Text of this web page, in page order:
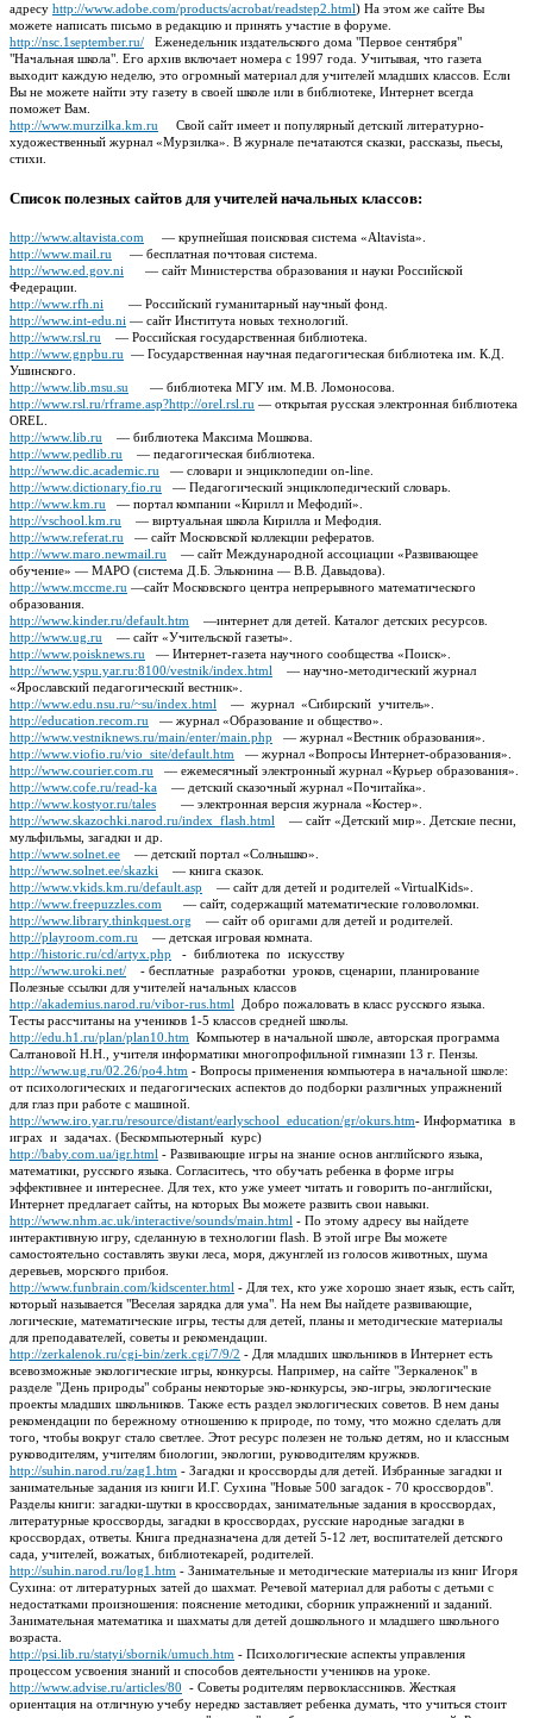
адресу http://www.adobe.com/products/acrobat/readstep2.html) На этом же сайте Вы
можете написать письмо в редакцию и принять участие в форуме.
http://nsc.1september.ru/ Еженедельник издательского дома "Первое сентября"
"Начальная школа". Его архив включает номера с 1997 года. Учитывая, что газета
выходит каждую неделю, это огромный материал для учителей младших классов. Если
Вы не можете найти эту газету в своей школе или в библиотеке, Интернет всегда
поможет Вам.
http://www.murzilka.km.ru Свой сайт имеет и популярный детский литературно-
художественный журнал «Мурзилка». В журнале печатаются сказки, рассказы, пьесы,
стихи.
Список полезных сайтов для учителей начальных классов:
http://www.altavista.com — крупнейшая поисковая система «Altavista».
http://www.mail.ru — бесплатная почтовая система.
http://www.ed.gov.ni — сайт Министерства образования и науки Российской
Федерации.
http://www.rfh.ni — Российский гуманитарный научный фонд.
http://www.int-edu.ni — сайт Института новых технологий.
http://www.rsl.ru — Российская государственная библиотека.
http://www.gnpbu.ru — Государственная научная педагогическая библиотека им. К.Д.
Ушинского.
http://www.lib.msu.su — библиотека МГУ им. М.В. Ломоносова.
http://www.rsl.ru/rframe.asp?http://orel.rsl.ru — открытая русская электронная библиотека
OREL.
http://www.lib.ru — библиотека Максима Мошкова.
http://www.pedlib.ru — педагогическая библиотека.
http://www.dic.academic.ru — словари и энциклопедии on-line.
http://www.dictionary.fio.ru — Педагогический энциклопедический словарь.
http://www.km.ru — портал компании «Кирилл и Мефодий».
http://vschool.km.ru — виртуальная школа Кирилла и Мефодия.
http://www.referat.ru — сайт Московской коллекции рефератов.
http://www.maro.newmail.ru — сайт Международной ассоциации «Развивающее
обучение» — МАРО (система Д.Б. Эльконина — В.В. Давыдова).
http://www.mccme.ru —сайт Московского центра непрерывного математического
образования.
http://www.kinder.ru/default.htm —интернет для детей. Каталог детских ресурсов.
http://www.ug.ru — сайт «Учительской газеты».
http://www.poisknews.ru — Интернет-газета научного сообщества «Поиск».
http://www.yspu.yar.ru:8100/vestnik/index.html — научно-методический журнал
«Ярославский педагогический вестник».
http://www.edu.nsu.ru/~su/index.html — журнал «Сибирский учитель».
http://education.recom.ru — журнал «Образование и общество».
http://www.vestniknews.ru/main/enter/main.php — журнал «Вестник образования».
http://www.viofio.ru/vio_site/default.htm — журнал «Вопросы Интернет-образования».
http://www.courier.com.ru — ежемесячный электронный журнал «Курьер образования».
http://www.cofe.ru/read-ka — детский сказочный журнал «Почитайка».
http://www.kostyor.ru/tales — электронная версия журнала «Костер».
http://www.skazochki.narod.ru/index_flash.html — сайт «Детский мир». Детские песни,
мульфильмы, загадки и др.
http://www.solnet.ee — детский портал «Солнышко».
http://www.solnet.ee/skazki — книга сказок.
http://www.vkids.km.ru/default.asp — сайт для детей и родителей «VirtualKids».
http://www.freepuzzles.com — сайт, содержащий математические головоломки.
http://www.library.thinkquest.org — сайт об оригами для детей и родителей.
http://playroom.com.ru — детская игровая комната.
http://historic.ru/cd/artyx.php - библиотека по искусству
http://www.uroki.net/ - бесплатные разработки уроков, сценарии, планирование
Полезные ссылки для учителей начальных классов
http://akademius.narod.ru/vibor-rus.html Добро пожаловать в класс русского языка.
Тесты рассчитаны на учеников 1-5 классов средней школы.
http://edu.h1.ru/plan/plan10.htm Компьютер в начальной школе, авторская программа
Салтановой Н.Н., учителя информатики многопрофильной гимназии 13 г. Пензы.
http://www.ug.ru/02.26/po4.htm - Вопросы применения компьютера в начальной школе:
от психологических и педагогических аспектов до подборки различных упражнений
для глаз при работе с машиной.
http://www.iro.yar.ru/resource/distant/earlyschool_education/gr/okurs.htm- Информатика в
играх и задачах. (Бескомпьютерный курс)
http://baby.com.ua/igr.html - Развивающие игры на знание основ английского языка,
математики, русского языка. Согласитесь, что обучать ребенка в форме игры
эффективнее и интереснее. Для тех, кто уже умеет читать и говорить по-английски,
Интернет предлагает сайты, на которых Вы можете развить свои навыки.
http://www.nhm.ac.uk/interactive/sounds/main.html - По этому адресу вы найдете
интерактивную игру, сделанную в технологии flash. В этой игре Вы можете
самостоятельно составлять звуки леса, моря, джунглей из голосов животных, шума
деревьев, морского прибоя.
http://www.funbrain.com/kidscenter.html - Для тех, кто уже хорошо знает язык, есть сайт,
который называется "Веселая зарядка для ума". На нем Вы найдете развивающие,
логические, математические игры, тесты для детей, планы и методические материалы
для преподавателей, советы и рекомендации.
http://zerkalenok.ru/cgi-bin/zerk.cgi/7/9/2 - Для младших школьников в Интернет есть
всевозможные экологические игры, конкурсы. Например, на сайте "Зеркаленок" в
разделе "День природы" собраны некоторые эко-конкурсы, эко-игры, экологические
проекты младших школьников. Также есть раздел экологических советов. В нем даны
рекомендации по бережному отношению к природе, по тому, что можно сделать для
того, чтобы вокруг стало светлее. Этот ресурс полезен не только детям, но и классным
руководителям, учителям биологии, экологии, руководителям кружков.
http://suhin.narod.ru/zag1.htm - Загадки и кроссворды для детей. Избранные загадки и
занимательные задания из книги И.Г. Сухина "Новые 500 загадок - 70 кроссвордов".
Разделы книги: загадки-шутки в кроссвордах, занимательные задания в кроссвордах,
литературные кроссворды, загадки в кроссвордах, русские народные загадки в
кроссвордах, ответы. Книга предназначена для детей 5-12 лет, воспитателей детского
сада, учителей, вожатых, библиотекарей, родителей.
http://suhin.narod.ru/log1.htm - Занимательные и методические материалы из книг Игоря
Сухина: от литературных затей до шахмат. Речевой материал для работы с детьми с
недостатками произношения: пояснение методики, сборник упражнений и заданий.
Занимательная математика и шахматы для детей дошкольного и младшего школьного
возраста.
http://psi.lib.ru/statyi/sbornik/umuch.htm - Психологические аспекты управления
процессом усвоения знаний и способов деятельности учеников на уроке.
http://www.advise.ru/articles/80 - Советы родителям первоклассников. Жесткая
ориентация на отличную учебу нередко заставляет ребенка думать, что учиться стоит